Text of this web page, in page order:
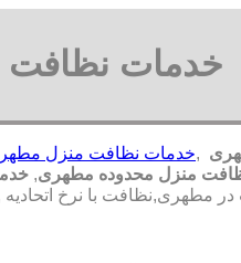
خدمات
,خدمات نظافت منزل
منزل محدوده مطهری,
مطهری,نظافت با نرخ